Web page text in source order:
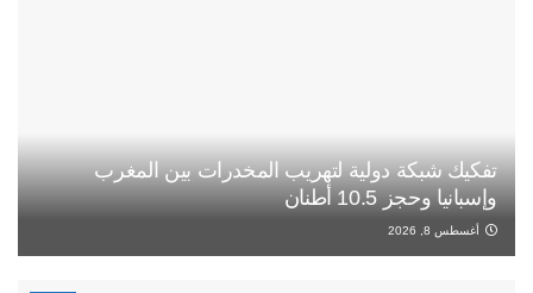
تفكيك شبكة دولية لتهريب المخدرات بين المغرب
وإسبانيا وحجز 10.5 أطنان
أغسطس 8, 2026